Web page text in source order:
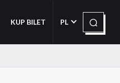
KUP BILET PL Szukaj